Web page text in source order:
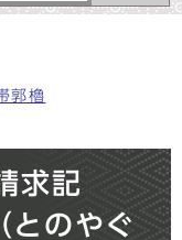
郭櫓
求記
のやぐ